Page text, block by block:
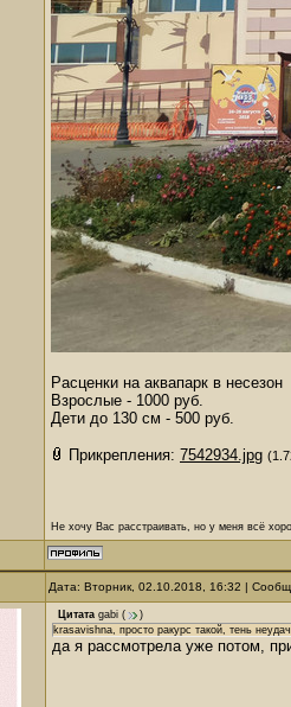
Расценки на аквапарк в несезон
Взрослые - 1000 руб.
Дети до 130 см - 500 руб.
Прикрепления: 7542934.jpg
Не хочу Вас расстраивать, но у меня всё
Дата: Вторник, 02.10.2018, 16:32 |
Цитата gabi (
)
krasavishna, просто ракурс такой, тень
да я рассмотрела уже потом,